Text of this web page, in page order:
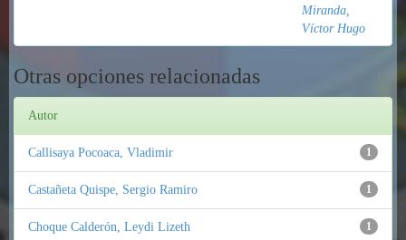
Miranda,
Víctor Hugo
Otras opciones relacionadas
Autor
1
Callisaya Pocoaca, Vladimir
1
Castañeta Quispe, Sergio Ramiro
1
Choque Calderón, Leydi Lizeth